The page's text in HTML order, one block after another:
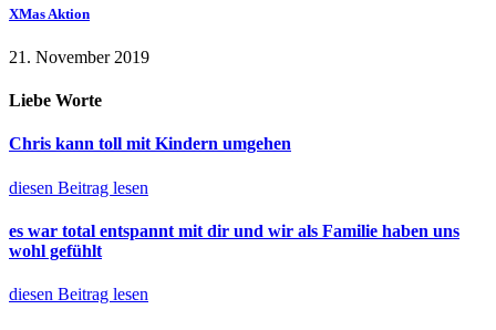
XMas Aktion
21. November 2019
Liebe Worte
Chris kann toll mit Kindern umgehen
diesen Beitrag lesen
es war total entspannt mit dir und wir als Familie haben uns
wohl gefühlt
diesen Beitrag lesen